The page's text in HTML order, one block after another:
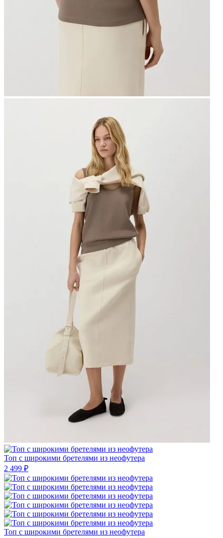
Топ с широкими бретелями из неофутера
2 499 ₽
Топ с широкими бретелями из неофутера